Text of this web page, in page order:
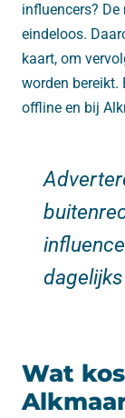
influencers?
eindeloos.
kaart, om
worden bereikt.
offline en bij
Wat